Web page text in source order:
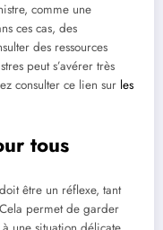
comme une
ces cas, des
des ressources
peut s’avérer très
consulter ce lien sur les
tous
être un réflexe, tant
permet de garder